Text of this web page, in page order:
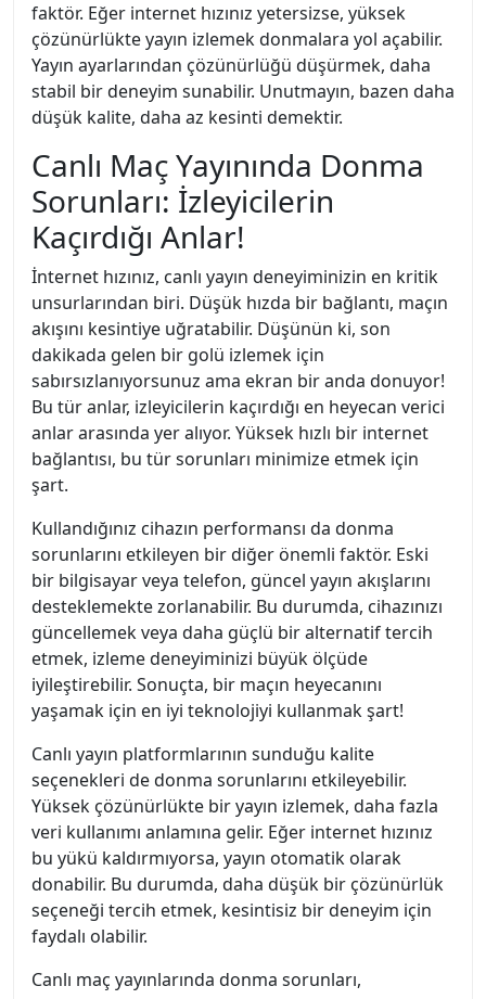
faktör. Eğer internet hızınız yetersizse, yüksek
çözünürlükte yayın izlemek donmalara yol açabilir.
Yayın ayarlarından çözünürlüğü düşürmek, daha
stabil bir deneyim sunabilir. Unutmayın, bazen daha
düşük kalite, daha az kesinti demektir.
Canlı Maç Yayınında Donma
Sorunları: İzleyicilerin
Kaçırdığı Anlar!
İnternet hızınız, canlı yayın deneyiminizin en kritik
unsurlarından biri. Düşük hızda bir bağlantı, maçın
akışını kesintiye uğratabilir. Düşünün ki, son
dakikada gelen bir golü izlemek için
sabırsızlanıyorsunuz ama ekran bir anda donuyor!
Bu tür anlar, izleyicilerin kaçırdığı en heyecan verici
anlar arasında yer alıyor. Yüksek hızlı bir internet
bağlantısı, bu tür sorunları minimize etmek için
şart.
Kullandığınız cihazın performansı da donma
sorunlarını etkileyen bir diğer önemli faktör. Eski
bir bilgisayar veya telefon, güncel yayın akışlarını
desteklemekte zorlanabilir. Bu durumda, cihazınızı
güncellemek veya daha güçlü bir alternatif tercih
etmek, izleme deneyiminizi büyük ölçüde
iyileştirebilir. Sonuçta, bir maçın heyecanını
yaşamak için en iyi teknolojiyi kullanmak şart!
Canlı yayın platformlarının sunduğu kalite
seçenekleri de donma sorunlarını etkileyebilir.
Yüksek çözünürlükte bir yayın izlemek, daha fazla
veri kullanımı anlamına gelir. Eğer internet hızınız
bu yükü kaldırmıyorsa, yayın otomatik olarak
donabilir. Bu durumda, daha düşük bir çözünürlük
seçeneği tercih etmek, kesintisiz bir deneyim için
faydalı olabilir.
Canlı maç yayınlarında donma sorunları,